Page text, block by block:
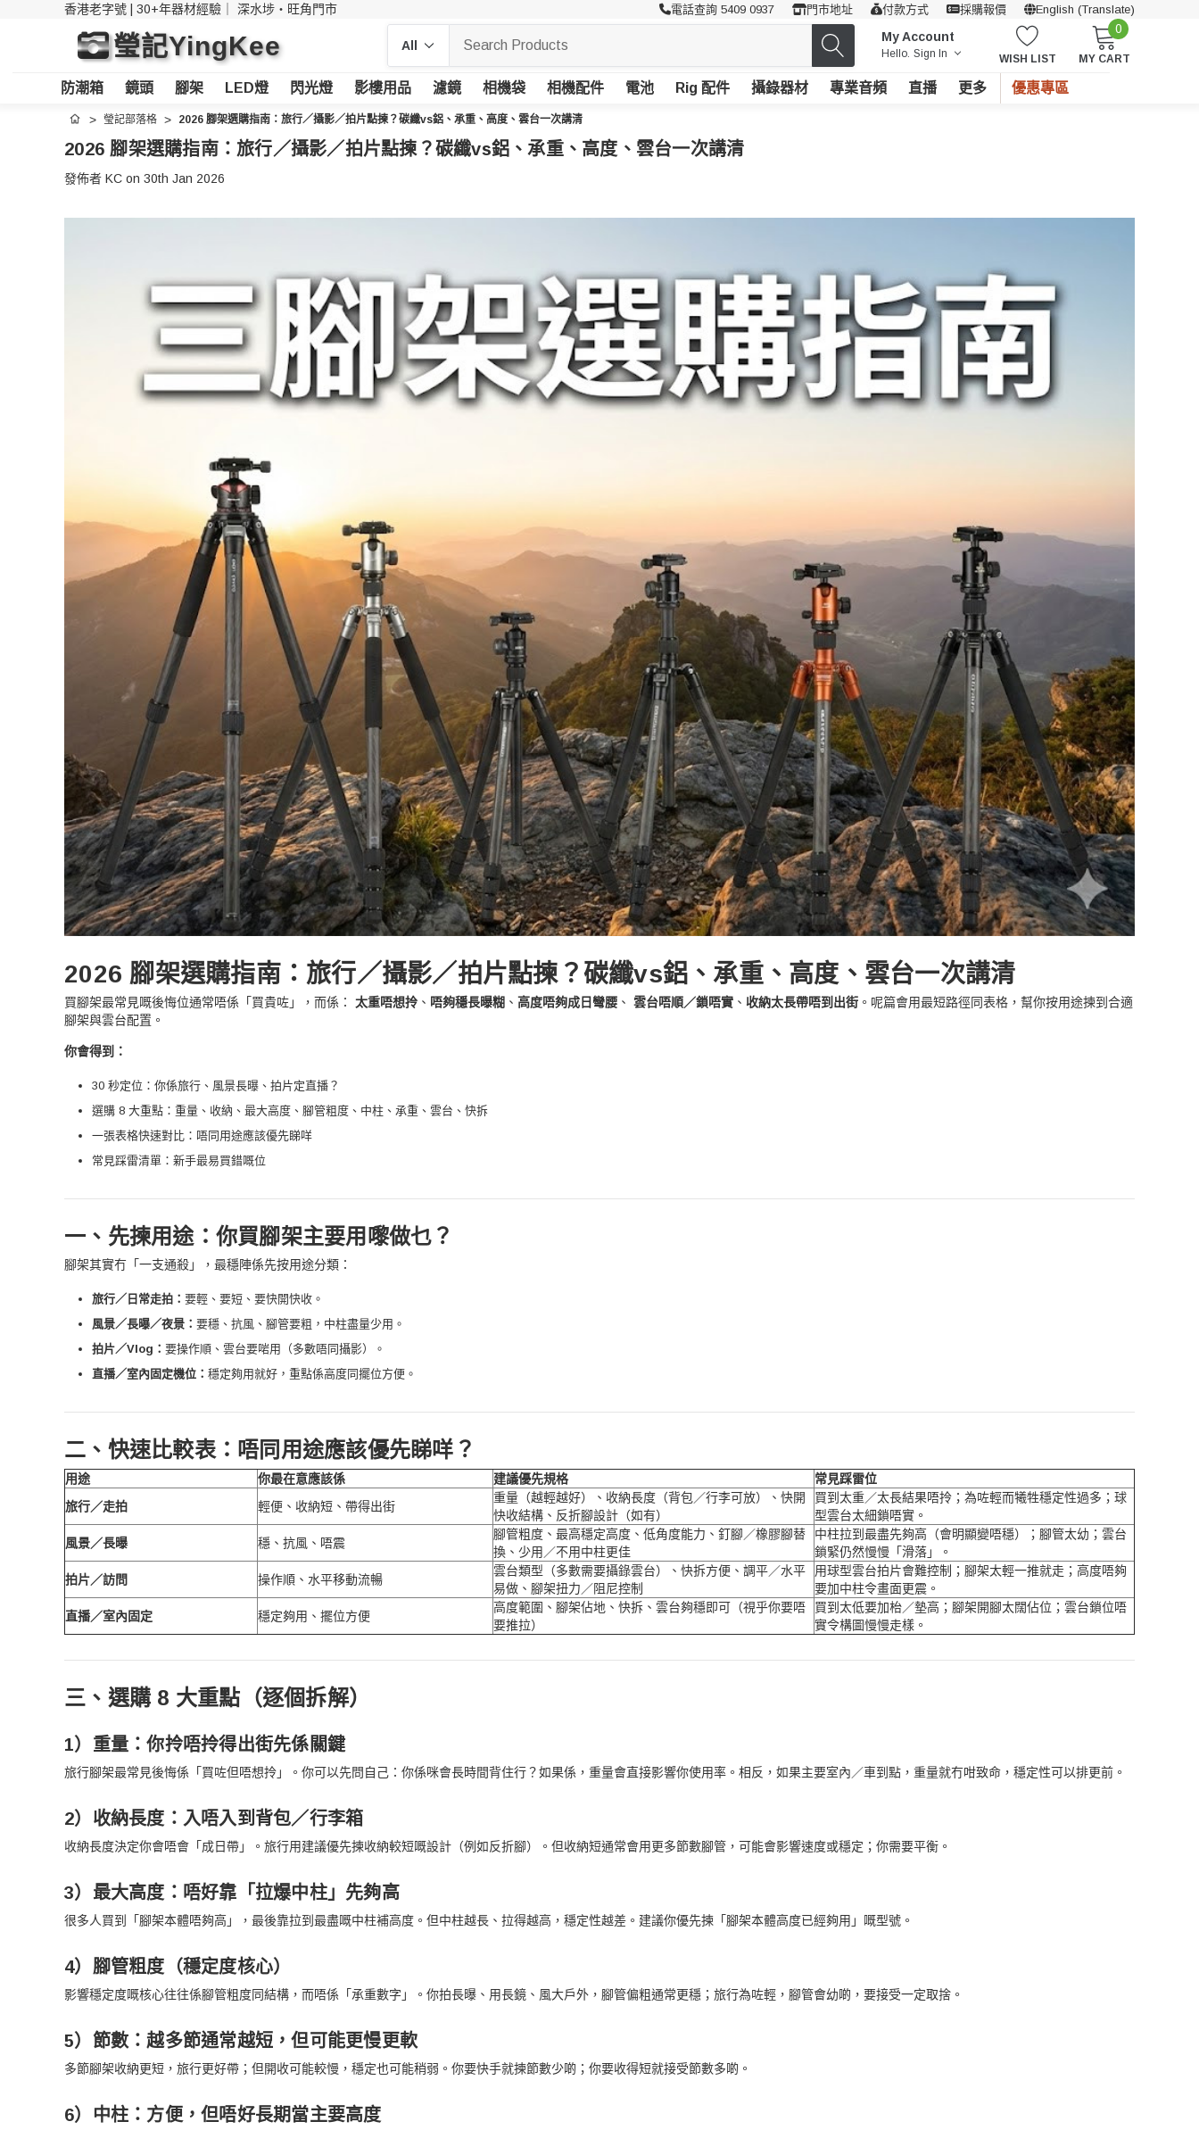
香港老字號 | 30+年器材經驗｜ 深水埗・旺角門市 電話查詢 5409 0937 門市地址 付款方式 採購報價 English (Translate)
瑩記YingKee My Account
Hello. Sign In WISH LIST
0
MY CART
防潮箱 鏡頭 腳架 LED燈 閃光燈 影樓用品 濾鏡 相機袋 相機配件 電池 Rig 配件 攝錄器材 專業音頻 直播 更多 優惠專區
首頁 瑩記部落格 2026 腳架選購指南：旅行／攝影／拍片點揀？碳纖vs鋁、承重、高度、雲台一次講清
2026 腳架選購指南：旅行／攝影／拍片點揀？碳纖vs鋁、承重、高度、雲台一次講清
發佈者 KC on 30th Jan 2026
2026 腳架選購指南：旅行／攝影／拍片點揀？碳纖vs鋁、承重、高度、雲台一次講清
買腳架最常見嘅後悔位通常唔係「買貴咗」，而係： 太重唔想拎 、 唔夠穩長曝糊 、 高度唔夠成日彎腰 、 雲台唔順／鎖唔實 、 收納太長帶唔到出街 。呢篇會用最短路徑同表格，幫你按用途揀到合適
腳架與雲台配置。
你會得到：
30 秒定位：你係旅行、風景長曝、拍片定直播？
選購 8 大重點：重量、收納、最大高度、腳管粗度、中柱、承重、雲台、快拆
一張表格快速對比：唔同用途應該優先睇咩
常見踩雷清單：新手最易買錯嘅位
一、先揀用途：你買腳架主要用嚟做乜？
腳架其實冇「一支通殺」，最穩陣係先按用途分類：
旅行／日常走拍：要輕、要短、要快開快收。
風景／長曝／夜景：要穩、抗風、腳管要粗，中柱盡量少用。
拍片／Vlog：要操作順、雲台要啱用（多數唔同攝影）。
直播／室內固定機位：穩定夠用就好，重點係高度同擺位方便。
二、快速比較表：唔同用途應該優先睇咩？
用途 你最在意應該係 建議優先規格
常見踩雷位
旅行／走拍
輕便、收納短、帶得出街
重量（越輕越好）、收納長度（背包／行李可放）、快開
快收結構、反折腳設計（如有）
買到太重／太長結果唔拎；為咗輕而犧牲穩定性過多；球
型雲台太細鎖唔實。
風景／長曝
穩、抗風、唔震
腳管粗度、最高穩定高度、低角度能力、釘腳／橡膠腳替
換、少用／不用中柱更佳
中柱拉到最盡先夠高（會明顯變唔穩）；腳管太幼；雲台
鎖緊仍然慢慢「滑落」。
拍片／訪問
操作順、水平移動流暢
雲台類型（多數需要攝錄雲台）、快拆方便、調平／水平
易做、腳架扭力／阻尼控制
用球型雲台拍片會難控制；腳架太輕一推就走；高度唔夠
要加中柱令畫面更震。
直播／室內固定
穩定夠用、擺位方便
高度範圍、腳架佔地、快拆、雲台夠穩即可（視乎你要唔
要推拉）
買到太低要加枱／墊高；腳架開腳太闊佔位；雲台鎖位唔
實令構圖慢慢走樣。
三、選購 8 大重點（逐個拆解）
1）重量：你拎唔拎得出街先係關鍵
旅行腳架最常見後悔係「買咗但唔想拎」。你可以先問自己：你係咪會長時間背住行？如果係，重量會直接影響你使用率。相反，如果主要室內／車到點，重量就冇咁致命，穩定性可以排更前。
2）收納長度：入唔入到背包／行李箱
收納長度決定你會唔會「成日帶」。旅行用建議優先揀收納較短嘅設計（例如反折腳）。但收納短通常會用更多節數腳管，可能會影響速度或穩定；你需要平衡。
3）最大高度：唔好靠「拉爆中柱」先夠高
很多人買到「腳架本體唔夠高」，最後靠拉到最盡嘅中柱補高度。但中柱越長、拉得越高，穩定性越差。建議你優先揀「腳架本體高度已經夠用」嘅型號。
4）腳管粗度（穩定度核心）
影響穩定度嘅核心往往係腳管粗度同結構，而唔係「承重數字」。你拍長曝、用長鏡、風大戶外，腳管偏粗通常更穩；旅行為咗輕，腳管會幼啲，要接受一定取捨。
5）節數：越多節通常越短，但可能更慢更軟
多節腳架收納更短，旅行更好帶；但開收可能較慢，穩定也可能稍弱。你要快手就揀節數少啲；你要收得短就接受節數多啲。
6）中柱：方便，但唔好長期當主要高度